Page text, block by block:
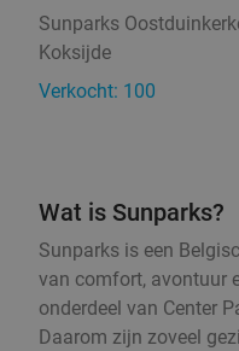
Sunparks
Koksijde
Verkocht: 100
Wat is Sunparks?
Sunparks is een
van comfort, avontuur
onderdeel van Center
Daarom zijn zoveel